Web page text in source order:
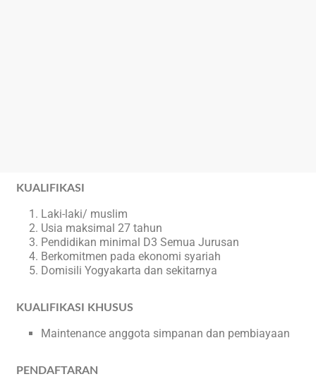
KUALIFIKASI
Laki-laki/ muslim
Usia maksimal 27 tahun
Pendidikan minimal D3 Semua Jurusan
Berkomitmen pada ekonomi syariah
Domisili Yogyakarta dan sekitarnya
KUALIFIKASI KHUSUS
Maintenance anggota simpanan dan pembiayaan
PENDAFTARAN